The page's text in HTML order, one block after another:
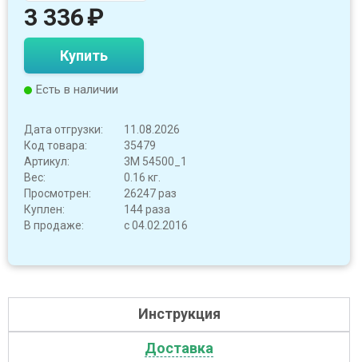
3 336₽
Купить
Есть в наличии
Дата отгрузки:
11.08.2026
Код товара:
35479
Артикул:
3M 54500_1
Вес:
0.16 кг.
Просмотрен:
26247 раз
Куплен:
144 раза
В продаже:
с 04.02.2016
Инструкция
Доставка